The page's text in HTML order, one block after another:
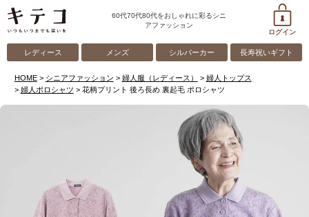
60代70代80代をおしゃれに彩るシニ
アファッション
ログイン
レディース メンズ シルバーカー 長寿祝いギフト
HOME シニアファッション 婦人服（レディース）
婦人トップス
婦人ポロシャツ
花柄プリント 後ろ長め 裏起毛 ポロシャツ